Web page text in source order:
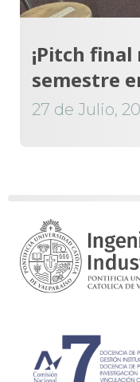
¡Pitch
semestre
27 de Julio,